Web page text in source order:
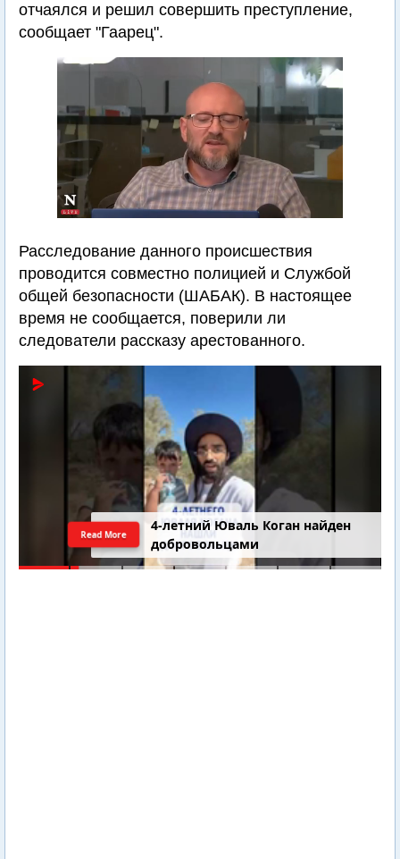
отчаялся и решил совершить преступление,
сообщает "Гаарец".
Расследование данного происшествия
проводится совместно полицией и Службой
общей безопасности (ШАБАК). В настоящее
время не сообщается, поверили ли
следователи рассказу арестованного.
4-летний Юваль Коган найден
добровольцами
Read More